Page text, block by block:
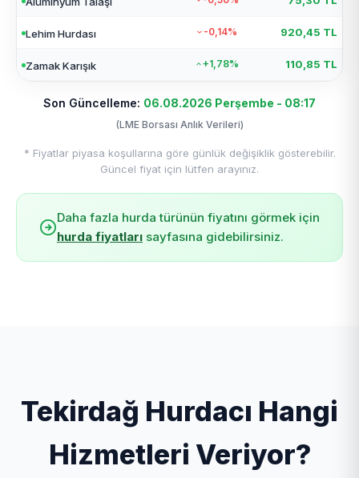
Lehim Hurdası -0,14% 920,45 TL
Zamak Karışık +1,78% 110,85 TL
Son Güncelleme: 06.08.2026 Perşembe - 08:17
(LME Borsası Anlık Verileri)
* Fiyatlar piyasa koşullarına göre günlük değişiklik gösterebilir.
Güncel fiyat için lütfen arayınız.
Daha fazla hurda türünün fiyatını görmek için
hurda fiyatları sayfasına gidebilirsiniz.
Tekirdağ Hurdacı Hangi
Hizmetleri Veriyor?